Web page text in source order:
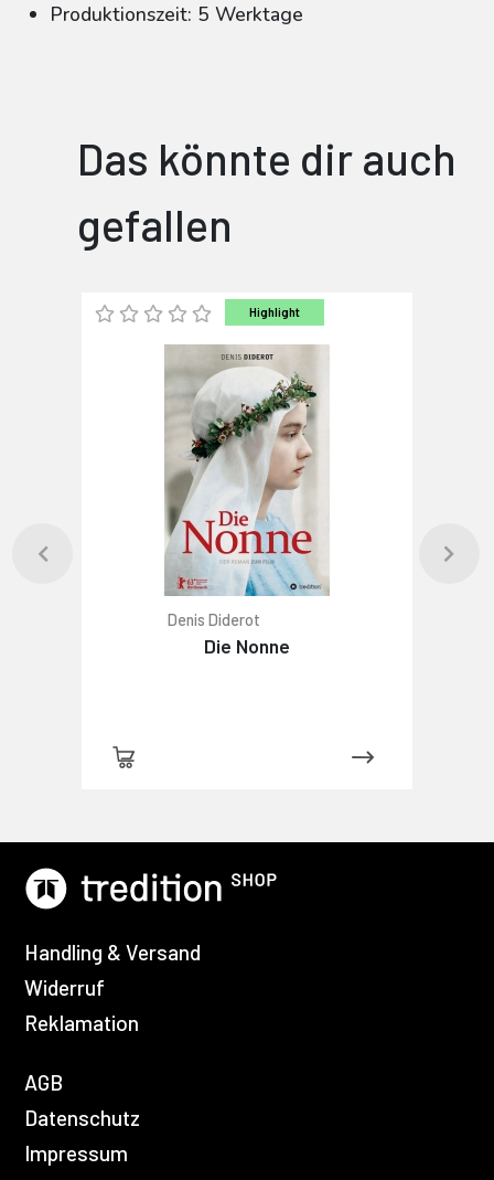
Produktionszeit: 5 Werktage
Das könnte dir auch
gefallen
Highlight
Denis Diderot
Die Nonne
Handling & Versand
Widerruf
Reklamation
AGB
Datenschutz
Impressum